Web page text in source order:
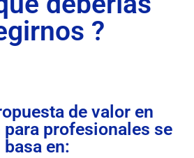
?
de valor en
profesionales se
basa en: